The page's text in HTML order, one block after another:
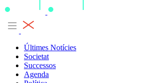
Últimes Notícies
Societat
Successos
Agenda